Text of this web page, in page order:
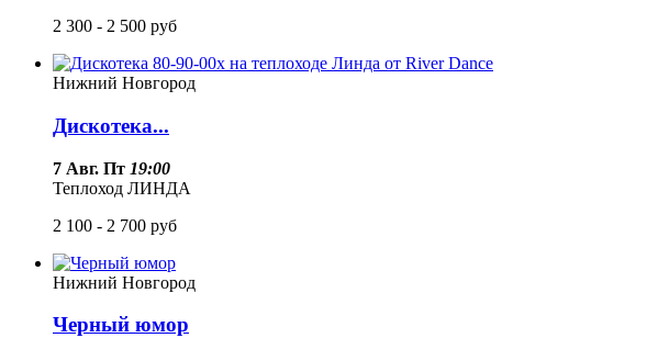
2 300 - 2 500 руб
Нижний Новгород
Дискотека...
7 Авг. Пт 19:00
Теплоход ЛИНДА
2 100 - 2 700 руб
Нижний Новгород
Черный юмор